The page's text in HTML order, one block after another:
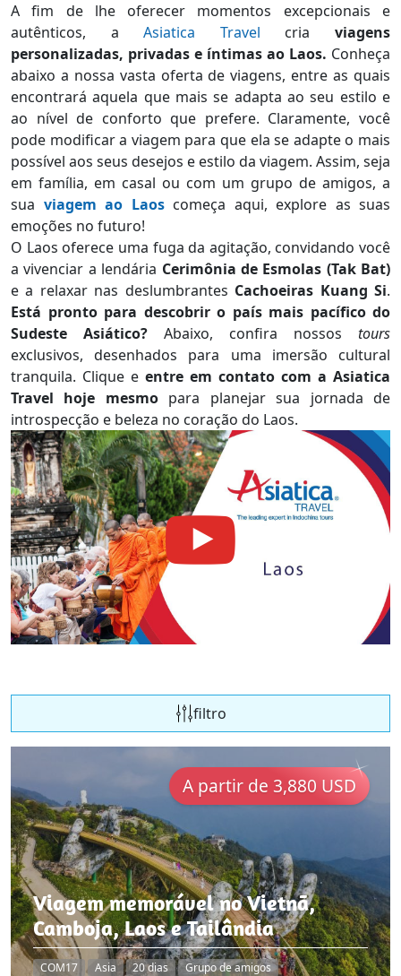
A fim de lhe oferecer momentos excepcionais e
autênticos, a Asiatica Travel criaviagens
personalizadas, privadas e íntimas ao Laos. Conheça
abaixo a nossa vasta oferta de viagens, entre as quais
encontrará aquela que mais se adapta ao seu estilo e
ao nível de conforto que prefere. Claramente, você
pode modificar a viagem para que ela se adapte o mais
possível aos seus desejos e estilo da viagem. Assim, seja
em família, em casal ou com um grupo de amigos, a
sua viagem ao Laoscomeça aqui, explore as suas
emoções no futuro!
O Laos oferece uma fuga da agitação, convidando você
a vivenciar a lendária Cerimônia de Esmolas (Tak Bat)
e a relaxar nas deslumbrantes Cachoeiras Kuang Si.
Está pronto para descobrir o país mais pacífico do
Sudeste Asiático? Abaixo, confira nossos tours
exclusivos, desenhados para uma imersão cultural
tranquila. Clique e entre em contato com a Asiatica
Travel hoje mesmopara planejar sua jornada de
introspecção e beleza no coração do Laos.
filtro
A partir de 3,880 USD
Viagem memorável no Vietnã,
Camboja, Laos e Tailândia
COM17 Asia 20 dias Grupo de amigos